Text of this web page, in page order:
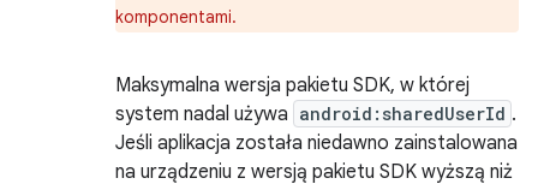
komponentami.
Maksymalna wersja pakietu SDK, w której
system nadal używa android:sharedUserId .
Jeśli aplikacja została niedawno zainstalowana
na urządzeniu z wersją pakietu SDK wyższą niż